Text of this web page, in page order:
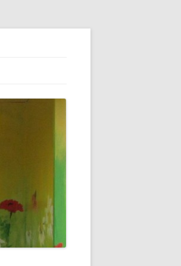
DYŻURY RADNYCH